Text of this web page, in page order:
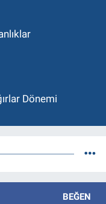
Dönemi
BEĞEN